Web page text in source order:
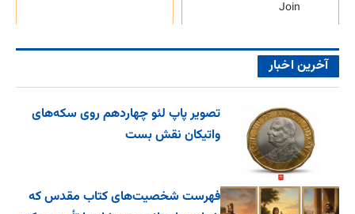
Join
آخرین اخبار
تصویر پاپ لئو چهاردهم روی سکه‌های
واتیکان نقش بست
فهرست شخصیت‌های کتاب مقدس که